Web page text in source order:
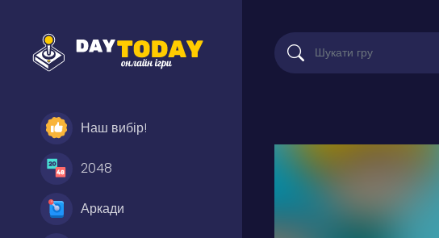
Наш вибір!
2048
Аркади